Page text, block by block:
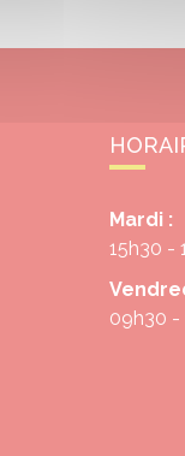
Mardi :
15h30 -
09h30 -